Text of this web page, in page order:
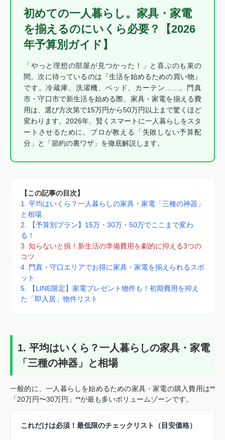
初めての一人暮らし。家具・家電
を揃えるのにいくら必要？【2026
年予算別ガイド】
「やっと理想の部屋が見つかった！」と喜ぶのも束の
間。次に待っているのは『生活を始めるための買い物』
です。冷蔵庫、洗濯機、ベッド、カーテン……。門真
市・守口市で新生活を始める際、家具・家電を揃える費
用は、選び方次第で15万円から50万円以上まで驚くほど
変わります。2026年、賢くスマートに一人暮らしをスタ
ートさせるために。プロが教える「失敗しない予算配
分」と「節約の裏ワザ」を徹底解説します。
【この記事の目次】
1. 平均はいくら？一人暮らしの家具・家電「三種の神器」
と相場
2. 【予算別プラン】15万・30万・50万でここまで変わ
る！
3. 知らないと損！新生活の準備費用を劇的に抑える3つの
コツ
4. 門真・守口エリアでお得に家具・家電を揃えられるスポ
ット
5. 【LINE限定】家電プレゼント物件も！初期費用を抑え
た「即入居」物件リスト
1. 平均はいくら？一人暮らしの家具・家電
「三種の神器」と相場
一般的に、一人暮らしを始めるための家具・家電の購入費用は**
「20万円〜30万円」**が最も多いボリュームゾーンです。
これだけは必須！最低限のチェックリスト（目安価格）